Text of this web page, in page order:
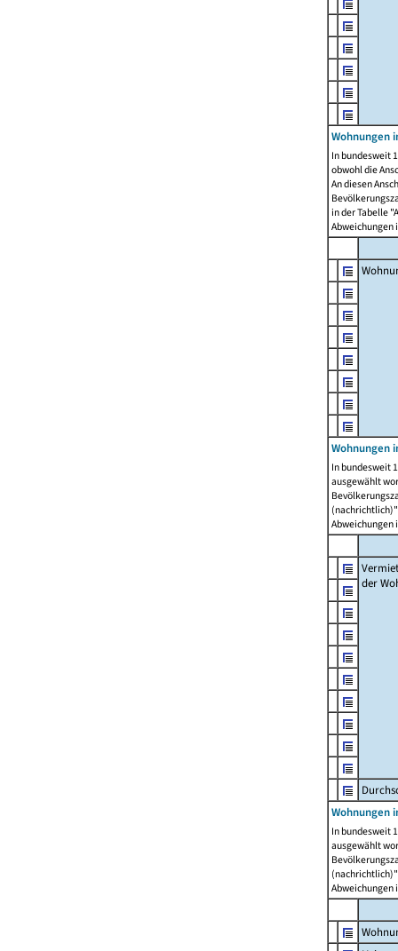
Wohnungen
In bundesweit
obwohl die
An diesen
in der Tabelle
Abweichungen
Wohnungen
In bundesweit
ausgewählt
Abweichungen
der
Wohnungen
In bundesweit
ausgewählt
Abweichungen